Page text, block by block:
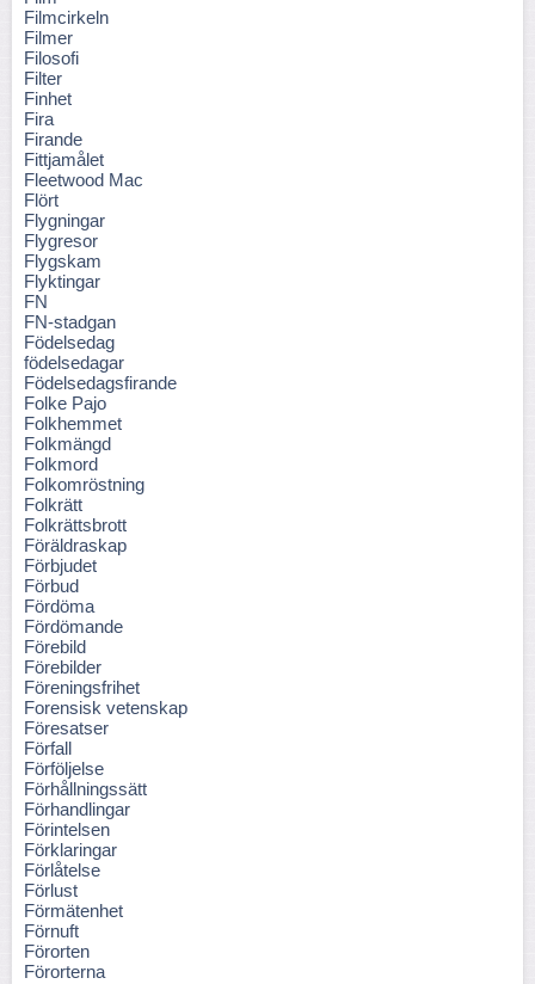
Filmcirkeln
Filmer
Filosofi
Filter
Finhet
Fira
Firande
Fittjamålet
Fleetwood Mac
Flört
Flygningar
Flygresor
Flygskam
Flyktingar
FN
FN-stadgan
Födelsedag
födelsedagar
Födelsedagsfirande
Folke Pajo
Folkhemmet
Folkmängd
Folkmord
Folkomröstning
Folkrätt
Folkrättsbrott
Föräldraskap
Förbjudet
Förbud
Fördöma
Fördömande
Förebild
Förebilder
Föreningsfrihet
Forensisk vetenskap
Föresatser
Förfall
Förföljelse
Förhållningssätt
Förhandlingar
Förintelsen
Förklaringar
Förlåtelse
Förlust
Förmätenhet
Förnuft
Förorten
Förorterna